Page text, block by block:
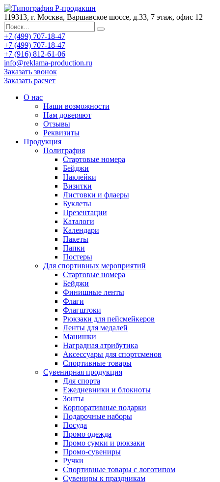
119313, г. Москва, Варшавское шоссе, д.33, 7 этаж, офис 12
+7 (499) 707-18-47
+7 (499) 707-18-47
+7 (916) 812-61-06
info@reklama-production.ru
Заказать звонок
Заказать расчет
О нас
Наши возможности
Нам доверяют
Отзывы
Реквизиты
Продукция
Полиграфия
Стартовые номера
Бейджи
Наклейки
Визитки
Листовки и флаеры
Буклеты
Презентации
Каталоги
Календари
Пакеты
Папки
Постеры
Для спортивных мероприятий
Стартовые номера
Бейджи
Финишные ленты
Флаги
Флагштоки
Рюкзаки для пейсмейкеров
Ленты для медалей
Манишки
Наградная атрибутика
Аксессуары для спортсменов
Спортивные товары
Сувенирная продукция
Для спорта
Ежедневники и блокноты
Зонты
Корпоративные подарки
Подарочные наборы
Посуда
Промо одежда
Промо сумки и рюкзаки
Промо-сувениры
Ручки
Спортивные товары с логотипом
Сувениры к праздникам